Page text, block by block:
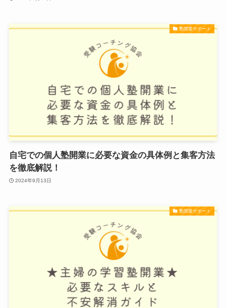
塾開業サポート
自宅での個人塾開業に必要な資金の具体例と集客方法
を徹底解説！
2024年9月13日
塾開業サポート